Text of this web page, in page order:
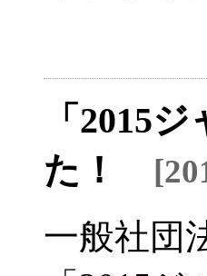
「2015
た！
一般社団